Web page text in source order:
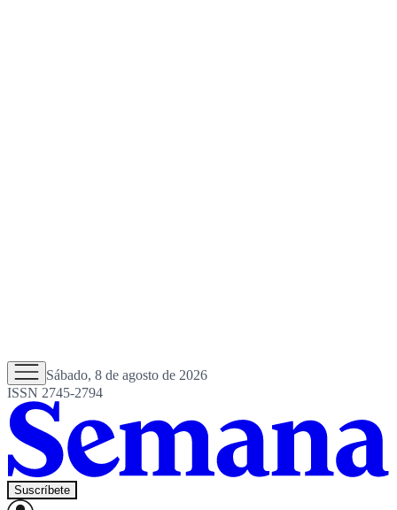
Sábado, 8 de agosto de 2026
ISSN 2745-2794
Suscríbete